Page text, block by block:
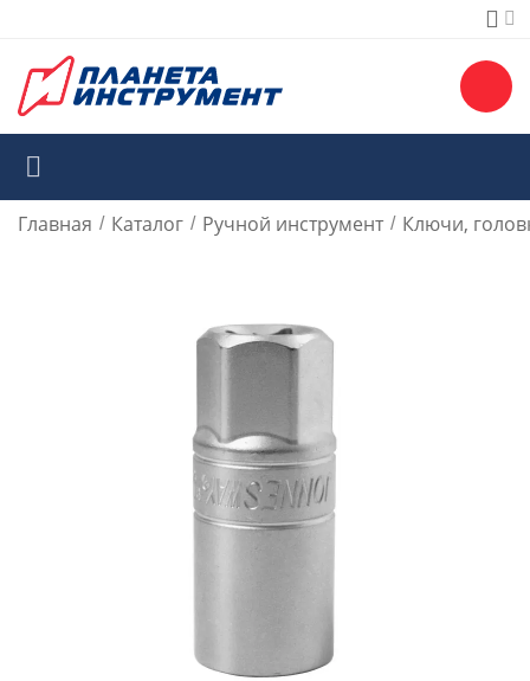
Главная / Каталог / Ручной инструмент / Ключи,